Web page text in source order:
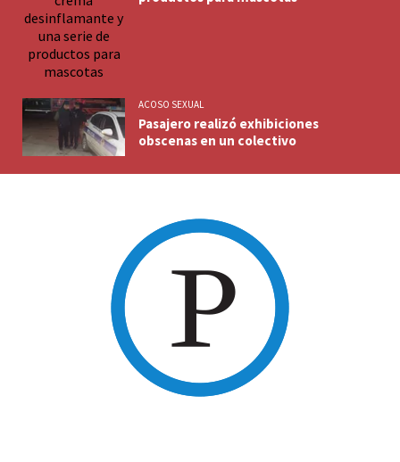
ACOSO SEXUAL
Pasajero realizó exhibiciones
obscenas en un colectivo